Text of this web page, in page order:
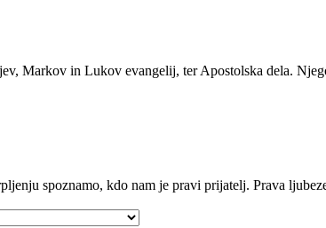
Markov in Lukov evangelij, ter Apostolska dela.
spoznamo, kdo nam je pravi prijatelj. Prava